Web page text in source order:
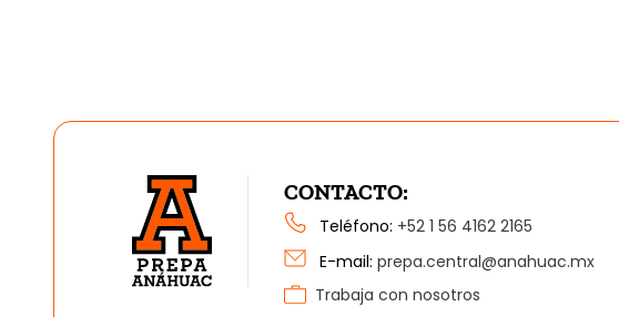
CONTACTO:
Teléfono: +52 1 56 4162 2165
E-mail: prepa.central@anahuac.mx
Trabaja con nosotros